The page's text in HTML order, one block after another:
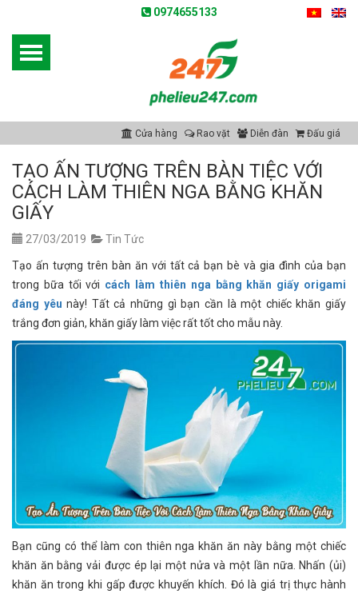
0974655133
Cửa hàng Rao vặt Diễn đàn Đấu giá
TẠO ẤN TƯỢNG TRÊN BÀN TIỆC VỚI
CÁCH LÀM THIÊN NGA BẰNG KHĂN
GIẤY
27/03/2019 Tin Tức
Tạo ấn tượng trên bàn ăn với tất cả bạn bè và gia đình của bạn
trong bữa tối với cách làm thiên nga bằng khăn giấy origami
đáng yêu này! Tất cả những gì bạn cần là một chiếc khăn giấy
trắng đơn giản, khăn giấy làm việc rất tốt cho mẫu này.
Bạn cũng có thể làm con thiên nga khăn ăn này bằng một chiếc
khăn ăn bằng vải được ép lại một nửa và một lần nữa. Nhấn (ủi)
khăn ăn trong khi gấp được khuyến khích. Đó là giá trị thực hành